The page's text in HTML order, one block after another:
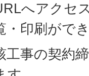
へアクセ
・印刷がで
工事の契約